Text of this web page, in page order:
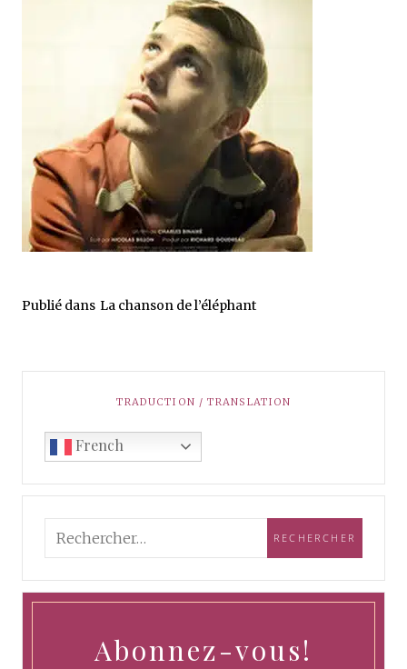
Publié dans La chanson de l’éléphant
TRADUCTION / TRANSLATION
French
Abonnez-vous!